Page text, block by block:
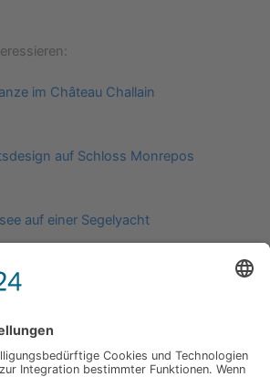
im Château Challain
auf Schloss Monrepos
auf einer Segelyacht